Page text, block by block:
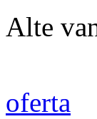
Alte
oferta